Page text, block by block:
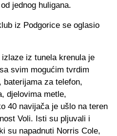
jednog huligana.
iz Podgorice se oglasio
iz tunela krenula je
svim mogućim tvrdim
baterijama za telefon,
djelovima metle,
40 navijača je ušlo na teren
Voli. Isti su pljuvali i
su napadnuti Norris Cole,